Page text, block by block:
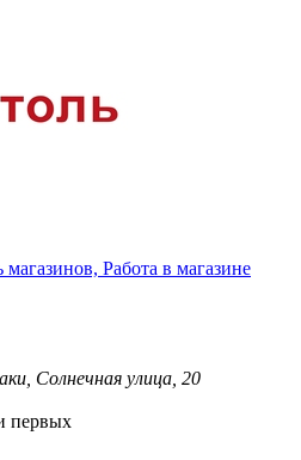
магазинов, Работа в магазине
Солнечная улица, 20
первых